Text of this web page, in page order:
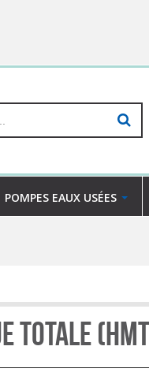
POMPES EAUX USÉES
totale